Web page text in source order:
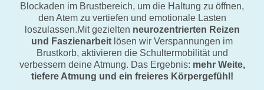
Blockaden im Brustbereich, um die Haltung zu öffnen,
den Atem zu vertiefen und emotionale Lasten
loszulassen.Mit gezielten neurozentrierten Reizen
und Faszienarbeit lösen wir Verspannungen im
Brustkorb, aktivieren die Schultermobilität und
verbessern deine Atmung. Das Ergebnis: mehr Weite,
tiefere Atmung und ein freieres Körpergefühl!